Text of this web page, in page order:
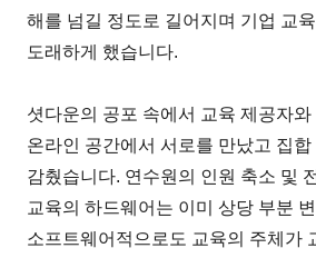
해를 넘길 정도로 길어지며 기업 교육
도래하게 했습니다.
셧다운의 공포 속에서 교육 제공자와
온라인 공간에서 서로를 만났고 집
감췄습니다. 연수원의 인원 축소 및
교육의 하드웨어는 이미 상당 부분
소프트웨어적으로도 교육의 주체가